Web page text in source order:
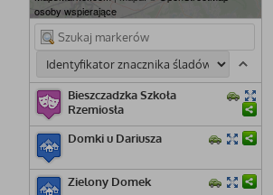
osoby wspierające
Bieszczadzka Szkoła
Rzemiosła
Domki u Dariusza
Zielony Domek